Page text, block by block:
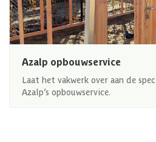
Azalp opbouwservice
Laat het vakwerk over aan de
Azalp’s opbouwservice.